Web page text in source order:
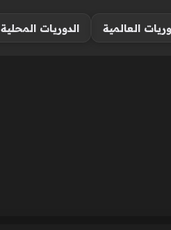
العالمية الدوريات المحلية